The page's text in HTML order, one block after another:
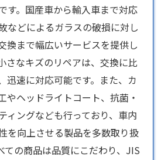
す。国産車から輸入車まで対応
などによるガラスの破損に対し
換まで幅広いサービスを提供し
さなキズのリペアは、交換に比
迅速に対応可能です。また、カ
やヘッドライトコート、抗菌・
ィングなども行っており、車内
を向上させる製品を多数取り扱
ての商品は品質にこだわり、JIS